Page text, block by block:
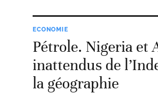
ECONOMIE
Pétrole. Nigeria et
inattendus de
la géographie